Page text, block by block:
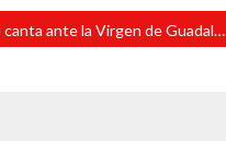
la Virgen de Guadalupe en el Museo del Prado